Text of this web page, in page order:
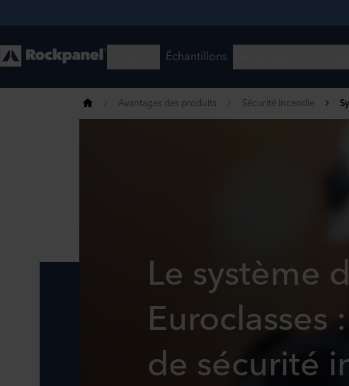
Avantages des produits Sécurité incendie
Le système
Euroclasses
de sécurité